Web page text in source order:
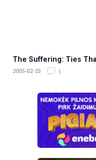
The Suffering: Ties
2005-02-23 1